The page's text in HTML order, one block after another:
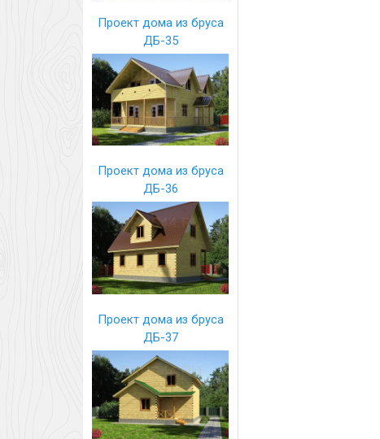
Проект дома из бруса
ДБ-35
Проект дома из бруса
ДБ-36
Проект дома из бруса
ДБ-37